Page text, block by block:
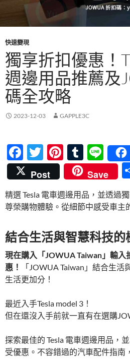
快速變現
獨享折扣優惠！
週邊用品推薦及
碼全攻略
2023-12-03 GAPPLE3C
F
ac
e
b
o
o
k
T
w
itt
er
Pi
nt
er
es
t
T
u
m
bl
r
Li
n
e
Post
Save
精選 Tesla 電車週邊用品，並透過
尊榮購物體驗。從細節中感受車主
結合生活與智慧科技的
現在購入「JOWUA Taiwan」輸入
惠！
「JOWUA Taiwan」結合生
生活更加分！
最近入手Tesla model 3！
但在還沒入手前就一直有在選購
探索最佳的 Tesla 電車週邊用品，
受優惠。不容錯過的汽車配件指南